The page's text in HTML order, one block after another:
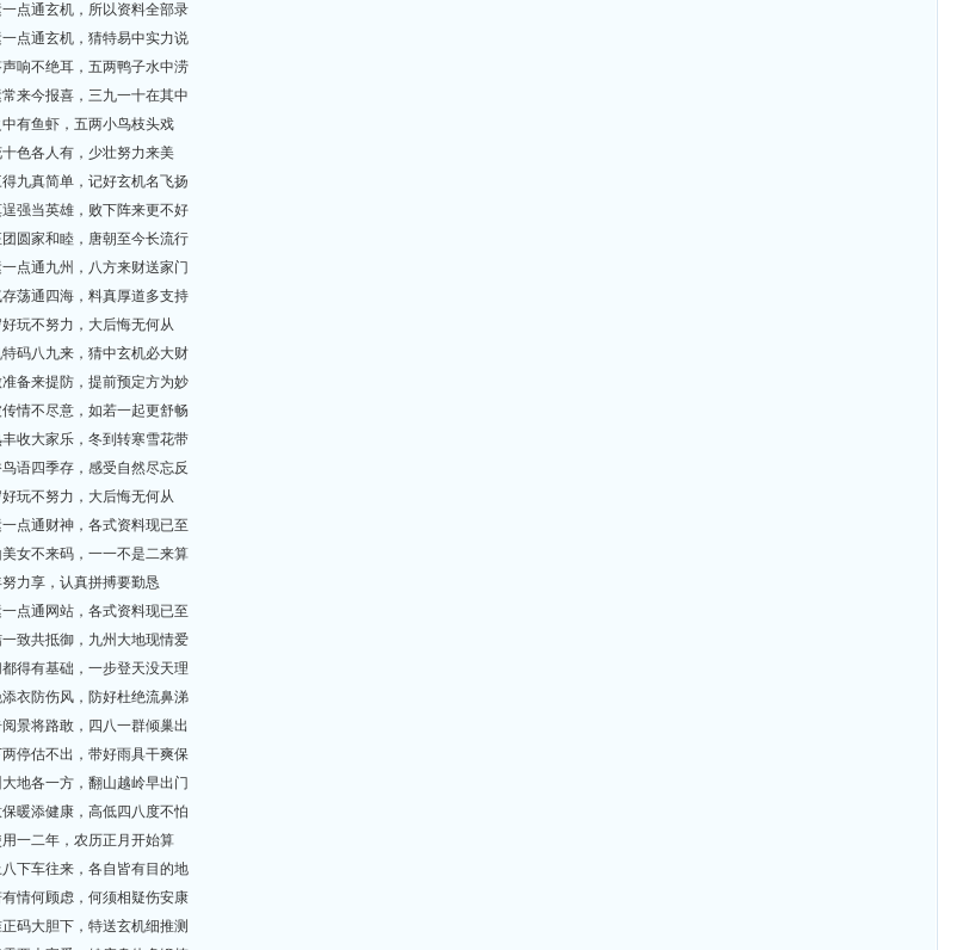
点通玄机，所以资料全部录
点通玄机，猜特易中实力说
响不绝耳，五两鸭子水中涝
来今报喜，三九一十在其中
有鱼虾，五两小鸟枝头戏
色各人有，少壮努力来美
九真简单，记好玄机名飞扬
强当英雄，败下阵来更不好
圆家和睦，唐朝至今长流行
点通九州，八方来财送家门
荡通四海，料真厚道多支持
玩不努力，大后悔无何从
码八九来，猜中玄机必大财
备来提防，提前预定方为妙
情不尽意，如若一起更舒畅
收大家乐，冬到转寒雪花带
语四季存，感受自然尽忘反
玩不努力，大后悔无何从
点通财神，各式资料现已至
女不来码，一一不是二来算
力享，认真拼搏要勤恳
点通网站，各式资料现已至
致共抵御，九州大地现情爱
得有基础，一步登天没天理
衣防伤风，防好杜绝流鼻涕
景将路敢，四八一群倾巢出
停估不出，带好雨具干爽保
地各一方，翻山越岭早出门
暖添健康，高低四八度不怕
一二年，农历正月开始算
下车往来，各自皆有目的地
情何顾虑，何须相疑伤安康
码大胆下，特送玄机细推测